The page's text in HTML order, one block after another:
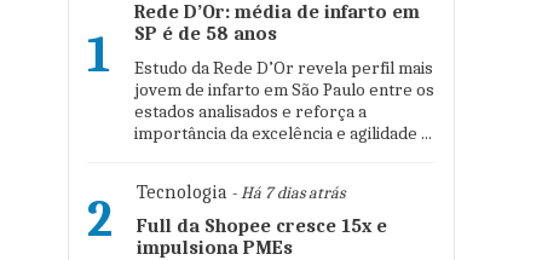
1
Rede D’Or: média de infarto em
SP é de 58 anos
Estudo da Rede D’Or revela perfil mais
jovem de infarto em São Paulo entre os
estados analisados e reforça a
importância da excelência e agilidade ...
2 Tecnologia - Há 7 dias atrás
Full da Shopee cresce 15x e
impulsiona PMEs